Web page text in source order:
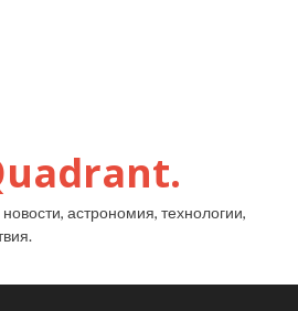
астрономия, технологии,